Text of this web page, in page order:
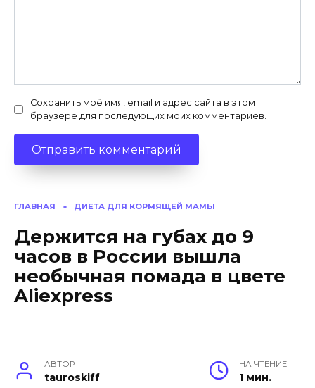
ГЛАВНАЯ » ДИЕТА ДЛЯ КОРМЯЩЕЙ МАМЫ
Держится на губах до 9
часов в России вышла
необычная помада в цвете
Aliexpress
АВТОР
tauroskiff
НА ЧТЕНИЕ
1 мин.
Сохранить моё имя, email и адрес сайта в этом
браузере для последующих моих комментариев.